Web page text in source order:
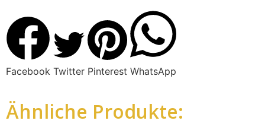
Facebook Twitter Pinterest WhatsApp
Ähnliche Produkte: